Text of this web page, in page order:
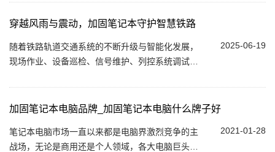
水功能的笔记本就能大显身手，保障设备安全...
穿越风雨与震动，加固笔记本守护智慧铁路
2025-06-19
随着铁路轨道交通系统的不断升级与智能化发展，
现场作业、设备巡检、信号维护、列控系统调试等
记本在复杂恶劣的轨道交通环境中，往往难...
加固笔记本电脑品牌_加固笔记本电脑什么牌子好
2021-01-28
笔记本电脑市场一直以来都是电脑界激烈竞争的主
战场，无论是商用还是个人领域，各大电脑巨头及